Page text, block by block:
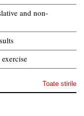
and non-
Toate stirile